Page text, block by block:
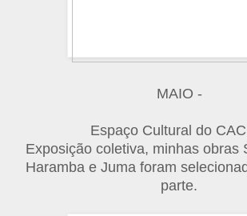
MAIO -
Espaço Cultural do
Exposição coletiva, minhas obras
Haramba e Juma foram
parte.